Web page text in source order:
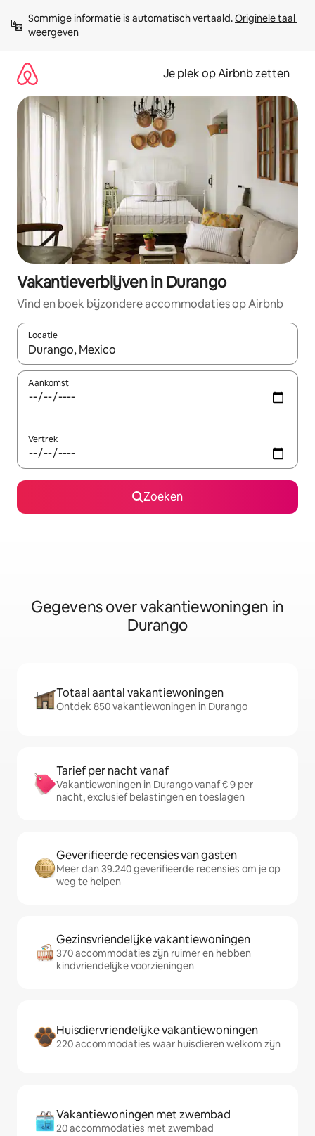
direct
naar
Sommige informatie is automatisch vertaald. Originele taal
weergeven
Je plek op Airbnb zetten
Vakantieverblijven in Durango
Vind en boek bijzondere accommodaties op Airbnb
Locatie
Wanneer er resultaten beschikbaar zijn, maak je een keuze
Aankomst
Vertrek
Zoeken
Gegevens over vakantiewoningen in
Durango
Totaal aantal vakantiewoningen
Ontdek 850 vakantiewoningen in Durango
Tarief per nacht vanaf
Vakantiewoningen in Durango vanaf € 9 per
nacht, exclusief belastingen en toeslagen
Geverifieerde recensies van gasten
Meer dan 39.240 geverifieerde recensies om je op
weg te helpen
Gezinsvriendelijke vakantiewoningen
370 accommodaties zijn ruimer en hebben
kindvriendelijke voorzieningen
Huisdiervriendelijke vakantiewoningen
220 accommodaties waar huisdieren welkom zijn
Vakantiewoningen met zwembad
20 accommodaties met zwembad